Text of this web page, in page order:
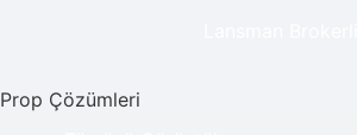
Prop Çözümleri